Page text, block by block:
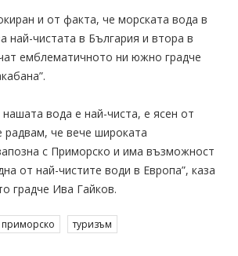
и от факта, че морската вода в
най-чистата в България и втора в
емблематичното ни южно градче
вода е най-чиста, е ясен от
радвам, че вече широката
с Приморско и има възможност
от най-чистите води в Европа”, каза
градче Ива Гайков.
приморско туризъм